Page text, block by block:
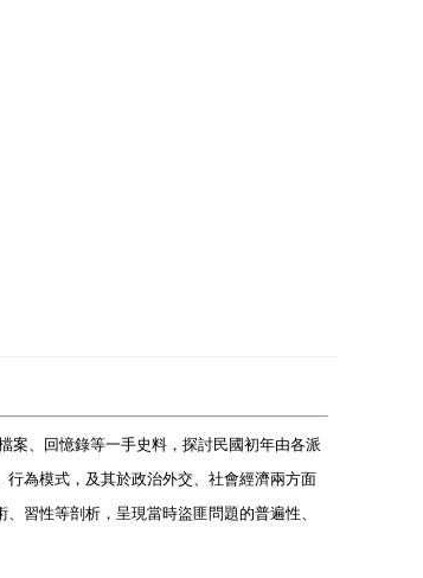
案、回憶錄等一手史料，探討民國初年由各派
為模式，及其於政治外交、社會經濟兩方面
習性等剖析，呈現當時盜匪問題的普遍性、